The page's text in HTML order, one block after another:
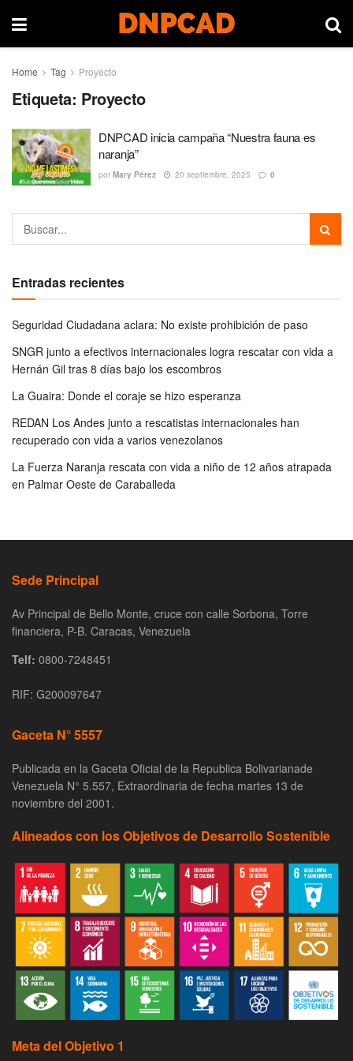
Home Tag Proyecto
Etiqueta: Proyecto
DNPCAD inicia campaña “Nuestra fauna es
naranja”
por Mary Pérez 20 septiembre, 2025 0
Entradas recientes
Seguridad Ciudadana aclara: No existe prohibición de paso
SNGR junto a efectivos internacionales logra rescatar con vida a
Hernán Gil tras 8 días bajo los escombros
La Guaira: Donde el coraje se hizo esperanza
REDAN Los Andes junto a rescatistas internacionales han
recuperado con vida a varios venezolanos
La Fuerza Naranja rescata con vida a niño de 12 años atrapada
en Palmar Oeste de Caraballeda
Sede Principal
Av Principal de Bello Monte, cruce con calle Sorbona, Torre
financiera, P-B. Caracas, Venezuela
Telf: 0800-7248451
RIF: G200097647
Gaceta N° 5557
Publicada en la Gaceta Oficial de la Republica Bolivarianade
Venezuela N° 5.557, Extraordinaria de fecha martes 13 de
noviembre del 2001.
Alineados con los Objetivos de Desarrollo Sostenible
Meta del Objetivo 1